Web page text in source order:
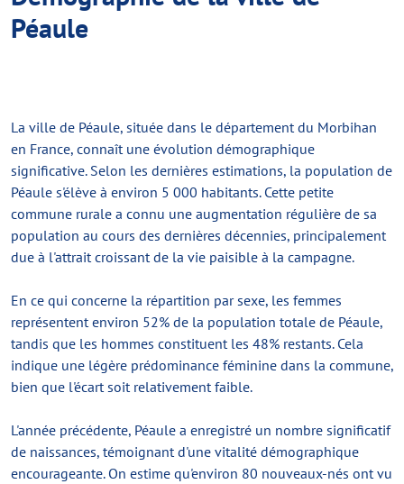
Péaule
La ville de Péaule, située dans le département du Morbihan
en France, connaît une évolution démographique
significative. Selon les dernières estimations, la population de
Péaule s'élève à environ 5 000 habitants. Cette petite
commune rurale a connu une augmentation régulière de sa
population au cours des dernières décennies, principalement
due à l'attrait croissant de la vie paisible à la campagne.
En ce qui concerne la répartition par sexe, les femmes
représentent environ 52% de la population totale de Péaule,
tandis que les hommes constituent les 48% restants. Cela
indique une légère prédominance féminine dans la commune,
bien que l'écart soit relativement faible.
L'année précédente, Péaule a enregistré un nombre significatif
de naissances, témoignant d'une vitalité démographique
encourageante. On estime qu'environ 80 nouveaux-nés ont vu